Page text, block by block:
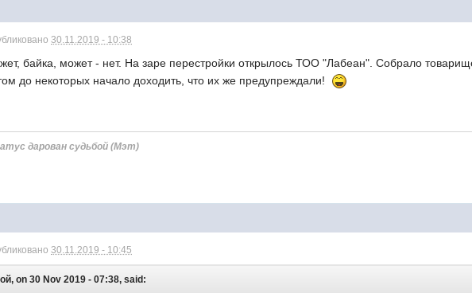
30.11.2019 - 10:38
байка, может - нет. На заре перестройки открылось ТОО "Лабеан". Собрало
до некоторых начало доходить, что их же предупреждали!
дарован судьбой (Мэт)
30.11.2019 - 10:45
on 30 Nov 2019 - 07:38, said: